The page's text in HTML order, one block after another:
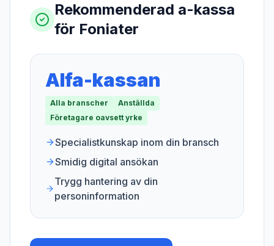
Rekommenderad a-kassa
för Foniater
Alfa-kassan
Alla branscher
Anställda
Företagare oavsett yrke
Specialistkunskap inom din bransch
Smidig digital ansökan
Trygg hantering av din
personinformation